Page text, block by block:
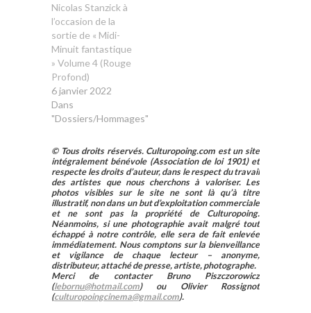
Nicolas Stanzick à
l’occasion de la
sortie de « Midi-
Minuit fantastique
» Volume 4 (Rouge
Profond)
6 janvier 2022
Dans
"Dossiers/Hommages"
© Tous droits réservés. Culturopoing.com est un site
intégralement bénévole (Association de loi 1901) et
respecte les droits d’auteur, dans le respect du travail
des artistes que nous cherchons à valoriser. Les
photos visibles sur le site ne sont là qu’à titre
illustratif, non dans un but d’exploitation commerciale
et ne sont pas la propriété de Culturopoing.
Néanmoins, si une photographie avait malgré tout
échappé à notre contrôle, elle sera de fait enlevée
immédiatement. Nous comptons sur la bienveillance
et vigilance de chaque lecteur – anonyme,
distributeur, attaché de presse, artiste, photographe.
Merci de contacter Bruno Piszczorowicz
(lebornu@hotmail.com) ou Olivier Rossignot
(culturopoingcinema@gmail.com).